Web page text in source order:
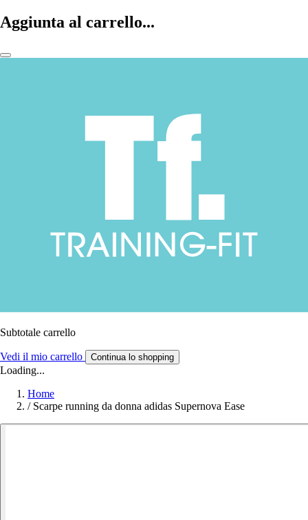
Aggiunta al carrello...
Subtotale carrello
Vedi il mio carrello Continua lo shopping
Loading...
Home
/ Scarpe running da donna adidas Supernova Ease